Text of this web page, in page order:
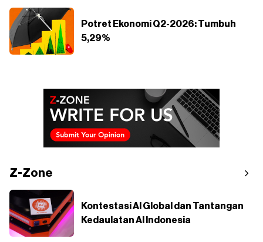
Potret Ekonomi Q2-2026: Tumbuh
5,29%
Z-Zone
Kontestasi AI Global dan Tantangan
Kedaulatan AI Indonesia